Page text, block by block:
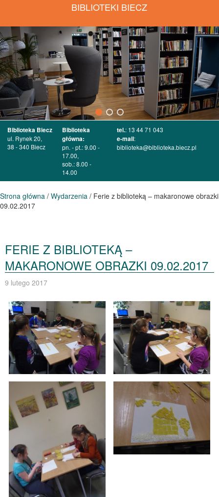
BIBLIOTEKI BIECZ
Biblioteka Biecz
ul. Rynek 20,
38 - 340 Biecz
Biblioteka
główna:
pn. - pt.: 9.00 -
17.00,
sob.: 8.00 -
14.00
tel.: 13 44 71 043
e-mail:
biblioteka@biblioteka.biecz.pl
Strona główna / Wydarzenia / Ferie z biblioteką – makaronowe obrazki
09.02.2017
FERIE Z BIBLIOTEKĄ –
MAKARONOWE OBRAZKI 09.02.2017
9 lutego 2017